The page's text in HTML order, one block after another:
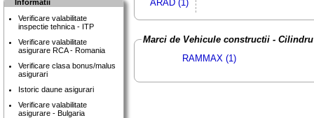
Informatii
Verificare valabilitate
inspectie tehnica - ITP
Verificare valabilitate
asigurare RCA - Romania
Verificare clasa bonus/malus
asigurari
Istoric daune asigurari
Verificare valabilitate
asigurare - Bulgaria
ARAD (1)
Marci de Vehicule constructii -
RAMMAX (1)